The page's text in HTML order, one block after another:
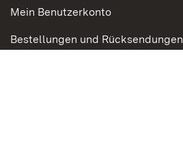
Mein Benutzerkonto
Bestellungen und Rücksendungen